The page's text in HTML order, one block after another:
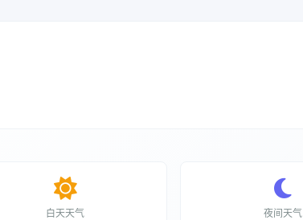
白天天气 夜间天气